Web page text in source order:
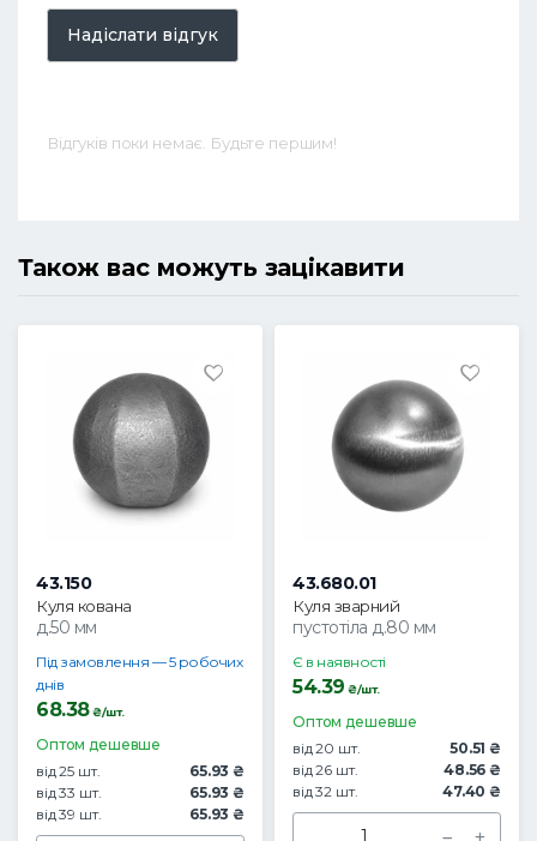
Надіслати відгук
Відгуків поки немає. Будьте першим!
Також вас можуть зацікавити
43.150
Куля кована
д.50 мм
Під замовлення — 5 робочих
днів
68.38₴/шт.
Оптом дешевше
від 25 шт.
65.93 ₴
від 33 шт.
65.93 ₴
від 39 шт.
65.93 ₴
43.680.01
Куля зварний
пустотіла д.80 мм
Є в наявності
54.39 ₴/шт.
Оптом дешевше
від 20 шт.
50.51 ₴
від 26 шт.
48.56 ₴
від 32 шт.
47.40 ₴